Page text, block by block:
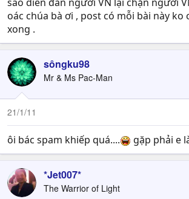
oác chúa bà ơi , post có mỗi bài này ko
xong .
sôngku98
Mr & Ms Pac-Man
21/1/11
ôi bác spam khiếp quá.... gặp phải e
*Jet007*
The Warrior of Light